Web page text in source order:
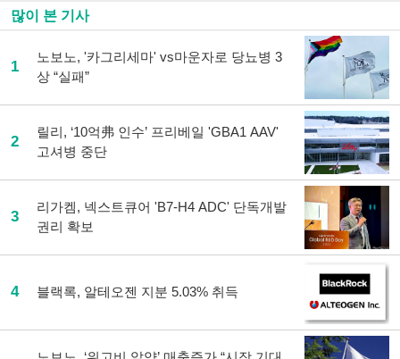
많이 본 기사
1
노보노, '카그리세마' vs마운자로 당뇨병 3
상 “실패”
2
릴리, ‘10억弗 인수’ 프리베일 'GBA1 AAV'
고셔병 중단
3
리가켐, 넥스트큐어 'B7-H4 ADC' 단독개발
권리 확보
4 블랙록, 알테오젠 지분 5.03% 취득